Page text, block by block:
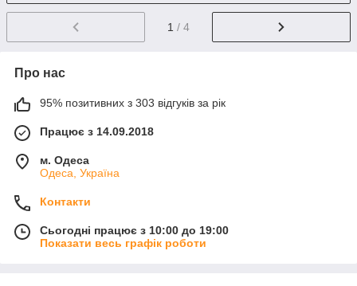
1 / 4
Про нас
95% позитивних з 303 відгуків за рік
Працює з 14.09.2018
м. Одеса
Одеса, Україна
Контакти
Сьогодні працює з 10:00 до 19:00
Показати весь графік роботи